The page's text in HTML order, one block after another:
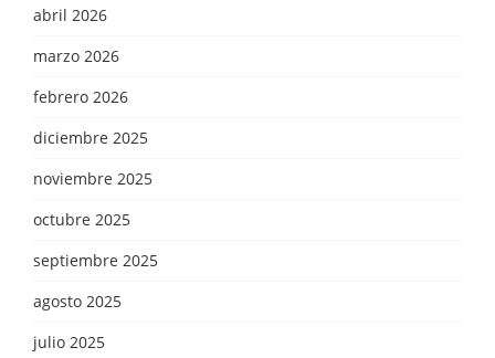
abril 2026
marzo 2026
febrero 2026
diciembre 2025
noviembre 2025
octubre 2025
septiembre 2025
agosto 2025
julio 2025